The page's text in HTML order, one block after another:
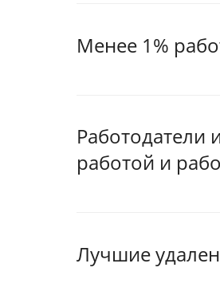
Менее 1%
Работодатели
работой и
Лучшие